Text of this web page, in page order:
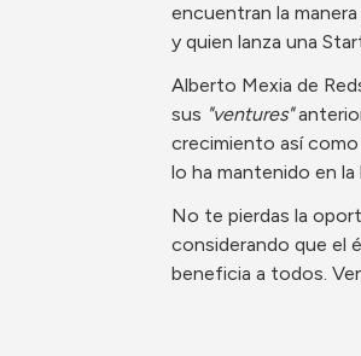
encuentran la
y quien lanza una
Alberto Mexia de
sus "ventures"
crecimiento así
lo ha mantenido en
No te pierdas la
considerando que el
beneficia a todos.